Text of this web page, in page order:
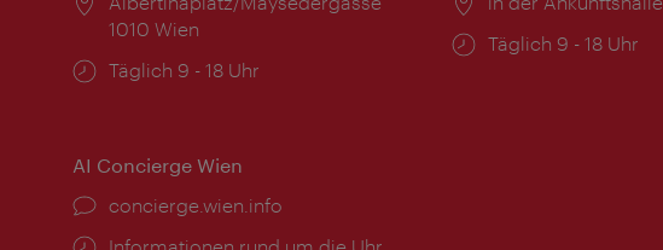
1010 Wien
Öffnungszeiten:
Täglich 9 - 18 Uhr
Öffnungszeiten:
Täglich 9 - 18 Uhr
AI Concierge Wien
Ort:
concierge.wien.info